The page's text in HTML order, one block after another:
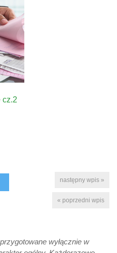
cz.2
następny wpis »
« poprzedni wpis
wyłącznie w